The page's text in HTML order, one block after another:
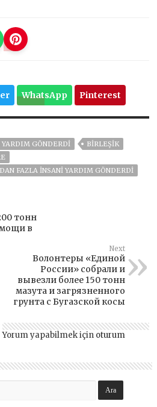
WhatsApp Pinterest
GÖNDERDI
BIRLEŞIK
FAZLA INSANI YARDIM GÖNDERDI
тонн
в
Next
Волонтеры «Единой
России» собрали и
вывезли более 150 тонн
мазута и загрязненного
грунта с Бугазской косы
Yorum yapabilmek için oturum